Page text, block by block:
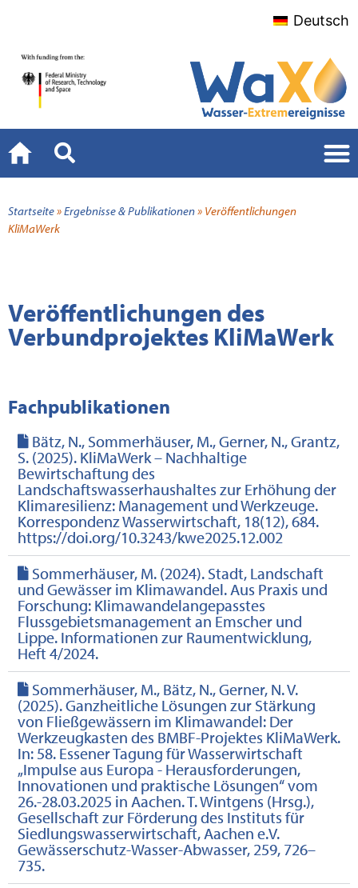
Deutsch
Startseite»Ergebnisse & Publikationen» Veröffentlichungen
KliMaWerk
Veröffentlichungen des
Verbundprojektes KliMaWerk
Fachpublikationen
Bätz, N., Sommerhäuser, M., Gerner, N., Grantz,
S. (2025). KliMaWerk – Nachhaltige
Bewirtschaftung des
Landschaftswasserhaushaltes zur Erhöhung der
Klimaresilienz: Management und Werkzeuge.
Korrespondenz Wasserwirtschaft, 18(12), 684.
https://doi.org/10.3243/kwe2025.12.002
Sommerhäuser, M. (2024). Stadt, Landschaft
und Gewässer im Klimawandel. Aus Praxis und
Forschung: Klimawandelangepasstes
Flussgebietsmanagement an Emscher und
Lippe. Informationen zur Raumentwicklung,
Heft 4/2024.
Sommerhäuser, M., Bätz, N., Gerner, N. V.
(2025). Ganzheitliche Lösungen zur Stärkung
von Fließgewässern im Klimawandel: Der
Werkzeugkasten des BMBF-Projektes KliMaWerk.
In: 58. Essener Tagung für Wasserwirtschaft
„Impulse aus Europa - Herausforderungen,
Innovationen und praktische Lösungen“ vom
26.-28.03.2025 in Aachen. T. Wintgens (Hrsg.),
Gesellschaft zur Förderung des Instituts für
Siedlungswasserwirtschaft, Aachen e.V.
Gewässerschutz-Wasser-Abwasser, 259, 726–
735.